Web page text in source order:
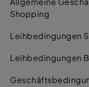
Shopping
Leihbedingungen
Leihbedingungen